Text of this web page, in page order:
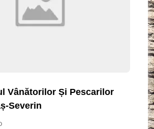
Vânătorilor Și Pescarilor
Severin